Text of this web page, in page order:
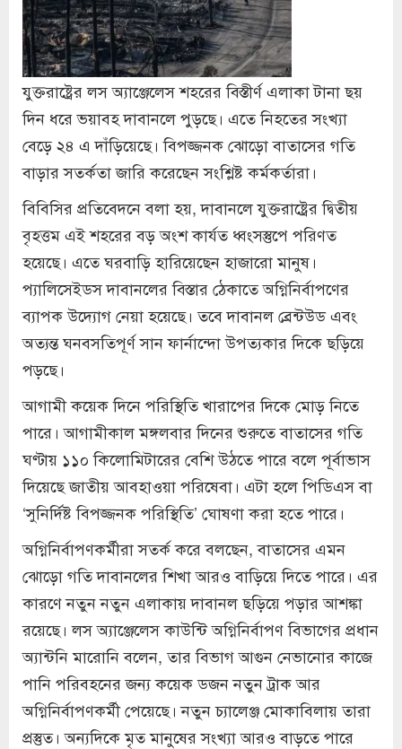
যুক্তরাষ্ট্রের লস অ্যাঞ্জেলেস শহরের বিস্তীর্ণ এলাকা টানা ছয়
দিন ধরে ভয়াবহ দাবানলে পুড়ছে। এতে নিহতের সংখ্যা
বেড়ে ২৪ এ দাঁড়িয়েছে। বিপজ্জনক ঝোড়ো বাতাসের গতি
বাড়ার সতর্কতা জারি করেছেন সংশ্লিষ্ট কর্মকর্তারা।
বিবিসির প্রতিবেদনে বলা হয়, দাবানলে যুক্তরাষ্ট্রের দ্বিতীয়
বৃহত্তম এই শহরের বড় অংশ কার্যত ধ্বংসস্তুপে পরিণত
হয়েছে। এতে ঘরবাড়ি হারিয়েছেন হাজারো মানুষ।
প্যালিসেইডস দাবানলের বিস্তার ঠেকাতে অগ্নিনির্বাপণের
ব্যাপক উদ্যোগ নেয়া হয়েছে। তবে দাবানল ব্রেন্টউড এবং
অত্যন্ত ঘনবসতিপূর্ণ সান ফার্নান্দো উপত্যকার দিকে ছড়িয়ে
পড়ছে।
আগামী কয়েক দিনে পরিস্থিতি খারাপের দিকে মোড় নিতে
পারে। আগামীকাল মঙ্গলবার দিনের শুরুতে বাতাসের গতি
ঘণ্টায় ১১০ কিলোমিটারের বেশি উঠতে পারে বলে পূর্বাভাস
দিয়েছে জাতীয় আবহাওয়া পরিষেবা। এটা হলে পিডিএস বা
‘সুনির্দিষ্ট বিপজ্জনক পরিস্থিতি’ ঘোষণা করা হতে পারে।
অগ্নিনির্বাপণকর্মীরা সতর্ক করে বলছেন, বাতাসের এমন
ঝোড়ো গতি দাবানলের শিখা আরও বাড়িয়ে দিতে পারে। এর
কারণে নতুন নতুন এলাকায় দাবানল ছড়িয়ে পড়ার আশঙ্কা
রয়েছে। লস অ্যাঞ্জেলেস কাউন্টি অগ্নিনির্বাপণ বিভাগের প্রধান
অ্যান্টনি মারোনি বলেন, তার বিভাগ আগুন নেভানোর কাজে
পানি পরিবহনের জন্য কয়েক ডজন নতুন ট্রাক আর
অগ্নিনির্বাপণকর্মী পেয়েছে। নতুন চ্যালেঞ্জ মোকাবিলায় তারা
প্রস্তুত। অন্যদিকে মৃত মানুষের সংখ্যা আরও বাড়তে পারে